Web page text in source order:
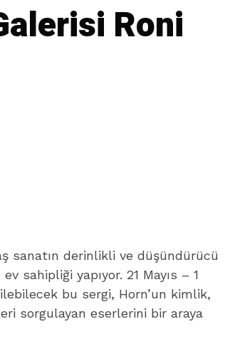
Roni
sanatın derinlikli ve düşündürücü
sahipliği yapıyor. 21 Mayıs – 1
bu sergi, Horn’un kimlik,
sorgulayan eserlerini bir araya